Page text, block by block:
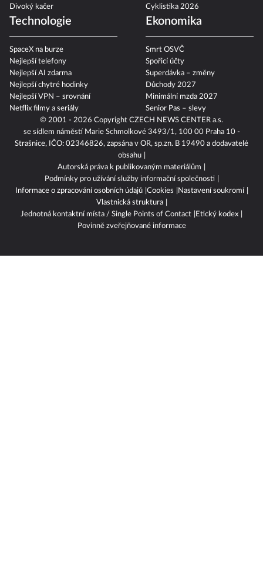
© 2001 - 2026 Copyright CZECH NEWS CENTER a.s.
se sídlem náměstí Marie Schmolkové 3493/1, 100 00 Praha 10 -
Strašnice, IČO: 02346826, zapsána v OR, sp.zn. B 19490 a dodavatelé
obsahu
Autorská práva k publikovaným materiálům
Podmínky pro užívání služby informační společnosti
Informace o zpracování osobních údajů Cookies
Nastavení soukromí
Vlastnická struktura
Jednotná kontaktní místa / Single Points of Contact
Etický kodex
Povinně zveřejňované informace
Divoký kačer
Cyklistika 2026
Technologie
SpaceX na burze
Nejlepší telefony
Nejlepší AI zdarma
Nejlepší chytré hodinky
Nejlepší VPN – srovnání
Netflix filmy a seriály
Ekonomika
Smrt OSVČ
Spořicí účty
Superdávka – změny
Důchody 2027
Minimální mzda 2027
Senior Pas – slevy